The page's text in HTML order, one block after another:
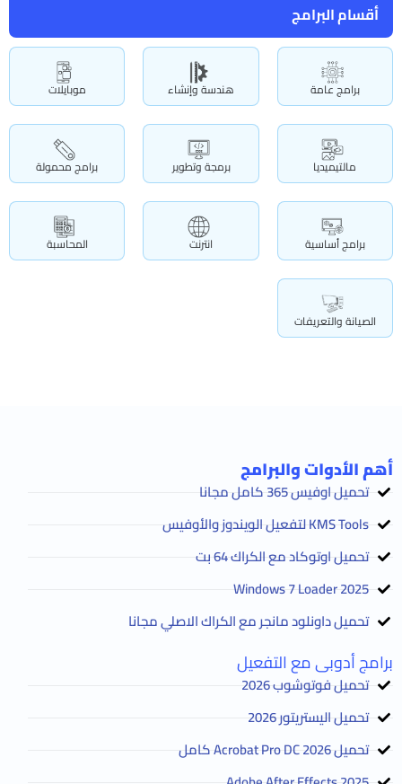
أقسام البرامج
برامج عامة هندسة وإنشاء موبايلات
مالتيميديا برمجة وتطوير برامج محمولة
برامج أساسية انترنت المحاسبة
الصيانة والتعريفات
أهم الأدوات والبرامج
تحميل اوفيس 365 كامل مجانا
KMS Tools لتفعيل الويندوز والأوفيس
تحميل اوتوكاد مع الكراك 64 بت
2025 Windows 7 Loader
تحميل داونلود مانجر مع الكراك الاصلي مجانا
برامج أدوبى مع التفعيل
تحميل فوتوشوب 2026
تحميل اليستريتور 2026
تحميل Acrobat Pro DC 2026 كامل